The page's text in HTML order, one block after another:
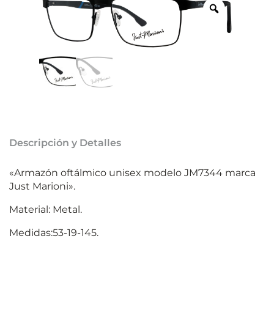
Descripción y Detalles
«Armazón oftálmico unisex modelo JM7344 marca
Just Marioni».
Material: Metal.
Medidas:53-19-145.